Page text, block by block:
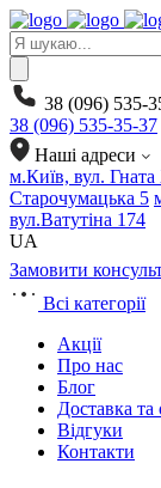
Products
search
38 (096) 535-
38 (096) 535-35-37
Наші адреси
м.Київ, вул.
Старочумацька 5
вул.Ватутіна 174
UA
Замовити
Всі категорії
Акції
Про нас
Блог
Доставка та
Відгуки
Контакти